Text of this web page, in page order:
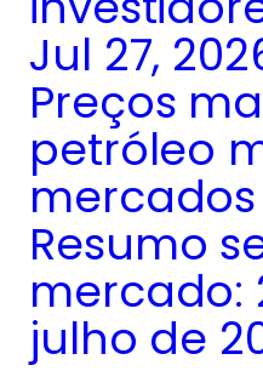
Jul 27,
Preços
petróleo
Resumo
mercado:
julho de